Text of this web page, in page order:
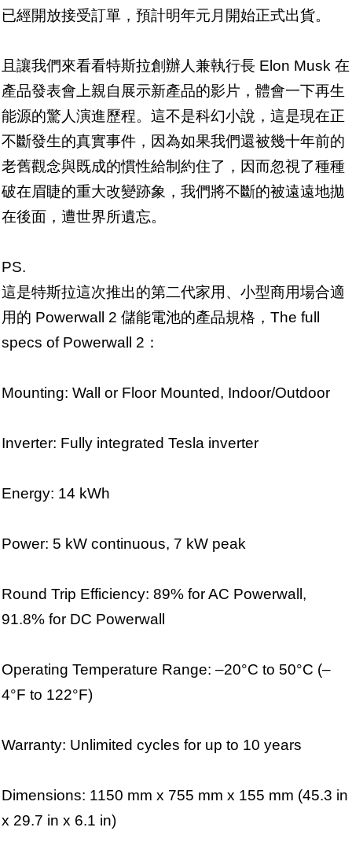
已經開放接受訂單，預計明年元月開始正式出貨。
且讓我們來看看特斯拉創辦人兼執行長 Elon Musk 在
產品發表會上親自展示新產品的影片，體會一下再生
能源的驚人演進歷程。這不是科幻小說，這是現在正
不斷發生的真實事件，因為如果我們還被幾十年前的
老舊觀念與既成的慣性給制約住了，因而忽視了種種
破在眉睫的重大改變跡象，我們將不斷的被遠遠地拋
在後面，遭世界所遺忘。
PS.
這是特斯拉這次推出的第二代家用、小型商用場合適
用的 Powerwall 2 儲能電池的產品規格，The full
specs of Powerwall 2：
Mounting: Wall or Floor Mounted, Indoor/Outdoor
Inverter: Fully integrated Tesla inverter
Energy: 14 kWh
Power: 5 kW continuous, 7 kW peak
Round Trip Efficiency: 89% for AC Powerwall,
91.8% for DC Powerwall
Operating Temperature Range: –20°C to 50°C (–
4°F to 122°F)
Warranty: Unlimited cycles for up to 10 years
Dimensions: 1150 mm x 755 mm x 155 mm (45.3 in
x 29.7 in x 6.1 in)